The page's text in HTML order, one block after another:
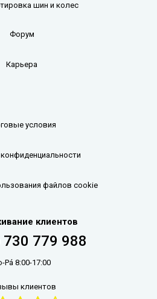
шин и колес
Форум
Карьера
условия
файлов cookie
клиентов
730 779 988
Pá 8:00-17:00
клиентов